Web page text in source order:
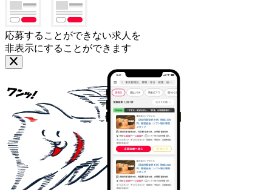
応募することができない求人を
非表示にすることができます